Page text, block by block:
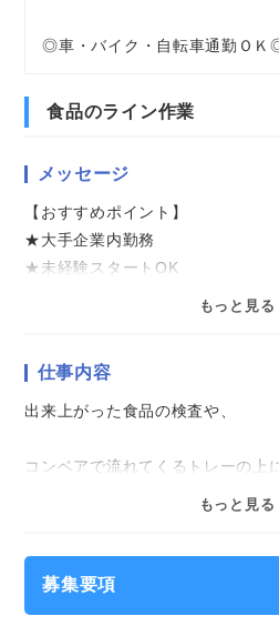
◎車・バイク・自転車通勤ＯＫ
食品のライン作業
メッセージ
【おすすめポイント】
★大手企業内勤務
★未経験スタートOK
気になることやご質問はお問い合
もっと見る
仕事内容
出来上がった食品の検査や、
コンベアで流れてくるトレーの上
※長期のお仕事です。
もっと見る
募集要項